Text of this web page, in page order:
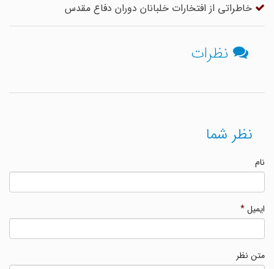
خاطراتی از افتخارات خلبانان دوران دفاع مقدس
نظرات
نظر شما
ایمیل*
متن نظر